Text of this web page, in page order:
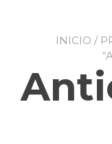
INICIO /